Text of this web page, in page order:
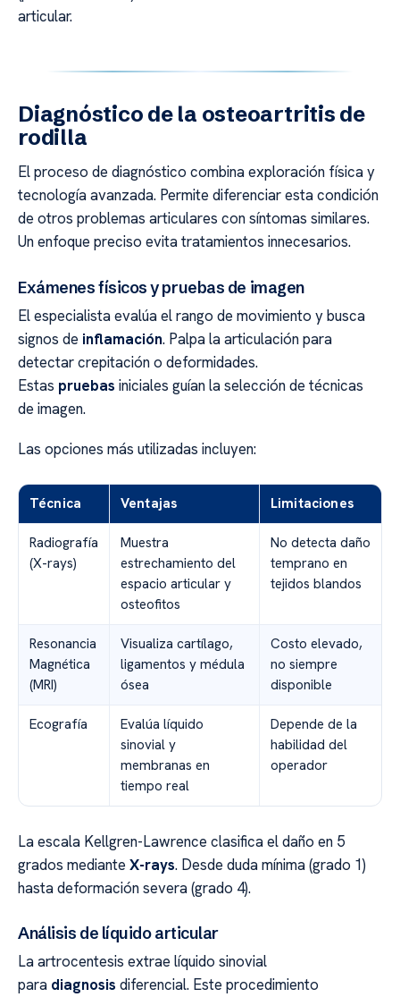
articular.
Diagnóstico de la osteoartritis de
rodilla
El proceso de diagnóstico combina exploración física y
tecnología avanzada. Permite diferenciar esta condición
de otros problemas articulares con síntomas similares.
Un enfoque preciso evita tratamientos innecesarios.
Exámenes físicos y pruebas de imagen
El especialista evalúa el rango de movimiento y busca
signos de inflamación. Palpa la articulación para
detectar crepitación o deformidades.
Estas pruebas iniciales guían la selección de técnicas
de imagen.
Las opciones más utilizadas incluyen:
Técnica Ventajas Limitaciones
Radiografía
(X-rays)
Muestra
estrechamiento del
espacio articular y
osteofitos
No detecta daño
temprano en
tejidos blandos
Resonancia
Magnética
(MRI)
Visualiza cartílago,
ligamentos y médula
ósea
Costo elevado,
no siempre
disponible
Ecografía
Evalúa líquido
sinovial y
membranas en
tiempo real
Depende de la
habilidad del
operador
La escala Kellgren-Lawrence clasifica el daño en 5
grados mediante X-rays. Desde duda mínima (grado 1)
hasta deformación severa (grado 4).
Análisis de líquido articular
La artrocentesis extrae líquido sinovial
para diagnosis diferencial. Este procedimiento